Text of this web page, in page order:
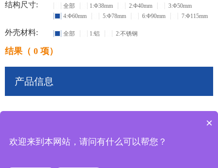
结构尺寸: 全部 1:Φ38mm 2:Φ40mm
3:Φ50mm
4:Φ60mm
5:Φ78mm 6:Φ90mm 7:Φ115mm
外壳材料: 全部 1:铝 2:不锈钢
结果（ 0 项）
产品信息
×
欢迎来到本网站，请问有什么可以帮您？